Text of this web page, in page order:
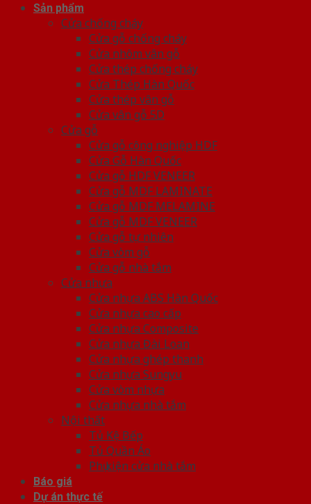
Sản phẩm
Cửa chống cháy
Cửa gỗ chống cháy
Cửa nhôm vân gỗ
Cửa thép chống cháy
Cửa Thép Hàn Quốc
Cửa thép vân gỗ
Cửa vân gỗ 5D
Cửa gỗ
Cửa gỗ công nghiệp HDF
Cửa Gỗ Hàn Quốc
Cửa gỗ HDF VENEER
Cửa gỗ MDF LAMINATE
Cửa gỗ MDF MELAMINE
Cửa gỗ MDF VENEER
Cửa gỗ tự nhiên
Cửa vòm gỗ
Cửa gỗ nhà tắm
Cửa nhựa
Cửa nhựa ABS Hàn Quốc
Cửa nhựa cao cấp
Cửa nhựa Composite
Cửa nhựa Đài Loan
Cửa nhựa ghép thanh
Cửa nhựa Sungyu
Cửa vòm nhựa
Cửa nhựa nhà tắm
Nội thất
Tủ Kệ Bếp
Tủ Quần Áo
Phụ kiện cửa nhà tắm
Báo giá
Dự án thực tế